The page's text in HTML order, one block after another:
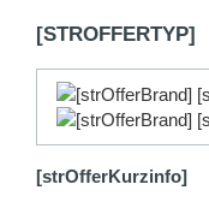
[STROFFERTYP]
[strOfferKurzinfo]